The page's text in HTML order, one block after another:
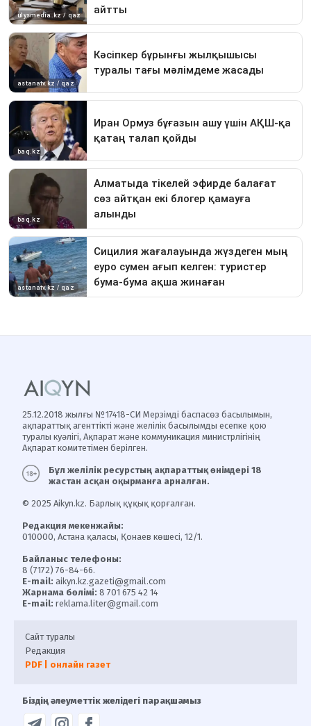
25.12.2018 жылғы №17418-СИ Мерзімді баспасөз басылымын,
ақпараттық агенттікті және желілік басылымды есепке қою
туралы куәлігі, Ақпарат және коммуникация министрлігінің
Ақпарат комитетімен берілген.
Бұл желілік ресурстың ақпараттық өнімдері 18
жастан асқан оқырманға арналған.
© 2025 Aikyn.kz. Барлық құқық қорғалған.
Редакция мекенжайы:
010000, Астана қаласы, Қонаев көшесі, 12/1.
Байланыс телефоны:
8 (7172) 76-84-66.
E-mail: aikyn.kz.gazeti@gmail.com
Жарнама бөлімі: 8 701 675 42 14
E-mail: reklama.liter@gmail.com
Сайт туралы
Редакция
PDF | онлайн газет
Біздің әлеуметтік желідегі парақшамыз